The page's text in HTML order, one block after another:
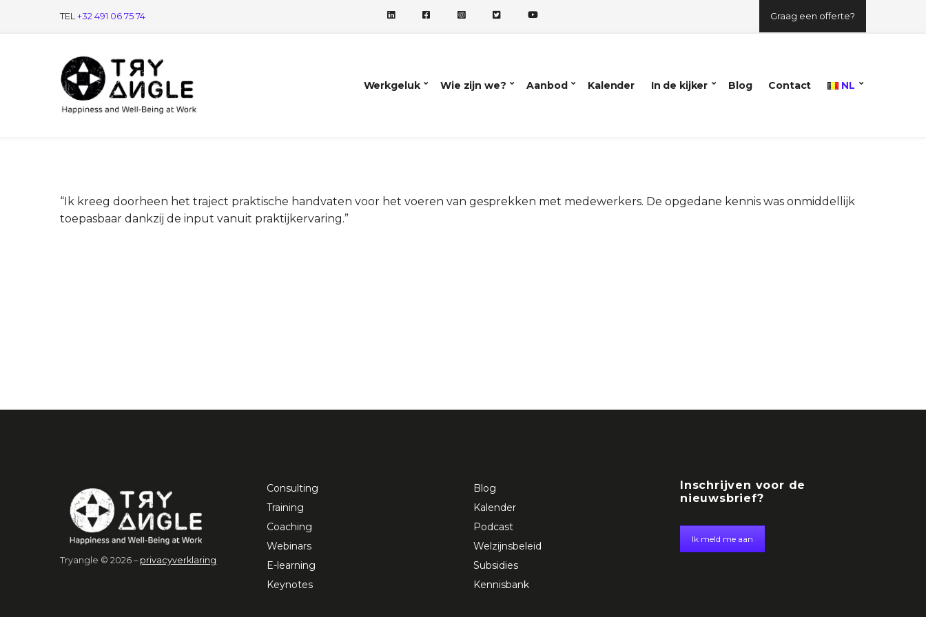
TEL +32 491 06 75 74 Graag een offerte?
Werkgeluk Wie zijn we? Aanbod Kalender In de kijker Blog Contact NL
“Ik kreeg doorheen het traject praktische handvaten voor het voeren van gesprekken met medewerkers. De opgedane kennis was onmiddellijk
toepasbaar dankzij de input vanuit praktijkervaring.”
Tryangle © 2026 – privacyverklaring
Consulting
Training
Coaching
Webinars
E-learning
Keynotes
Blog
Kalender
Podcast
Welzijnsbeleid
Subsidies
Kennisbank
Inschrijven voor de
nieuwsbrief?
Ik meld me aan